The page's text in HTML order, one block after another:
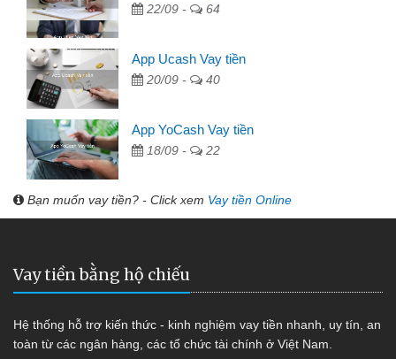
22/09 - 64
App Ucash Vay tiền
20/09 - 40
App YoCash Vay tiền
18/09 - 22
Bạn muốn vay tiền? - Click xem Vay tiền Online
Vay tiền bằng hộ chiếu
Hệ thống hỗ trợ kiến thức - kinh nghiệm vay tiền nhanh, uy tín, an
toàn từ các ngân hàng, các tổ chức tài chính ở Việt Nam.